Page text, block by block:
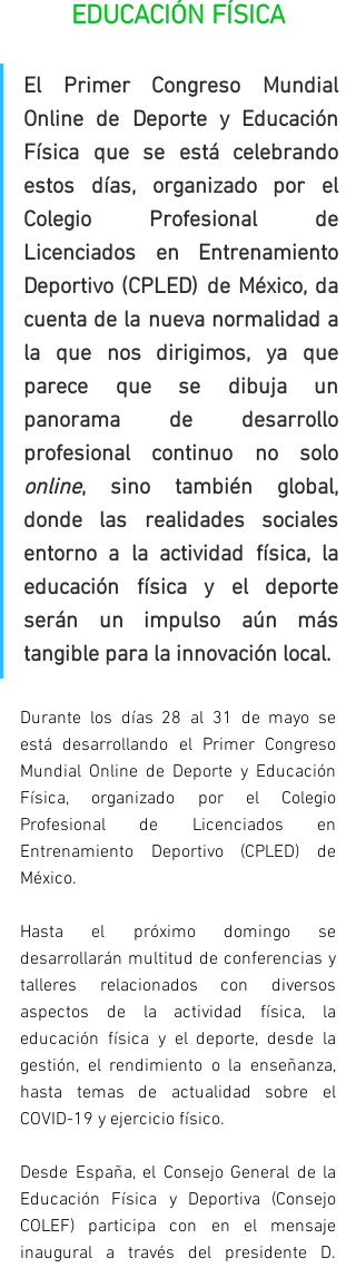
EDUCACIÓN FÍSICA
El Primer Congreso Mundial
Online de Deporte y Educación
Física que se está celebrando
estos días, organizado por el
Colegio Profesional de
Licenciados en Entrenamiento
Deportivo (CPLED) de México, da
cuenta de la nueva normalidad a
la que nos dirigimos, ya que
parece que se dibuja un
panorama de desarrollo
online, sino también global,
donde las realidades sociales
entorno a la actividad física, la
educación física y el deporte
serán un impulso aún más
tangible para la innovación local.
Durante los días 28 al 31 de mayo se
está desarrollando el Primer Congreso
Mundial Online de Deporte y Educación
Física, organizado por el Colegio
Profesional de Licenciados en
Entrenamiento Deportivo (CPLED) de
México.
Hasta el próximo domingo se
desarrollarán multitud de conferencias y
talleres relacionados con diversos
aspectos de la actividad física, la
educación física y el deporte, desde la
gestión, el rendimiento o la enseñanza,
hasta temas de actualidad sobre el
COVID-19 y ejercicio físico.
Desde España, el Consejo General de la
Educación Física y Deportiva (Consejo
COLEF) participa con en el mensaje
inaugural a través del presidente D.